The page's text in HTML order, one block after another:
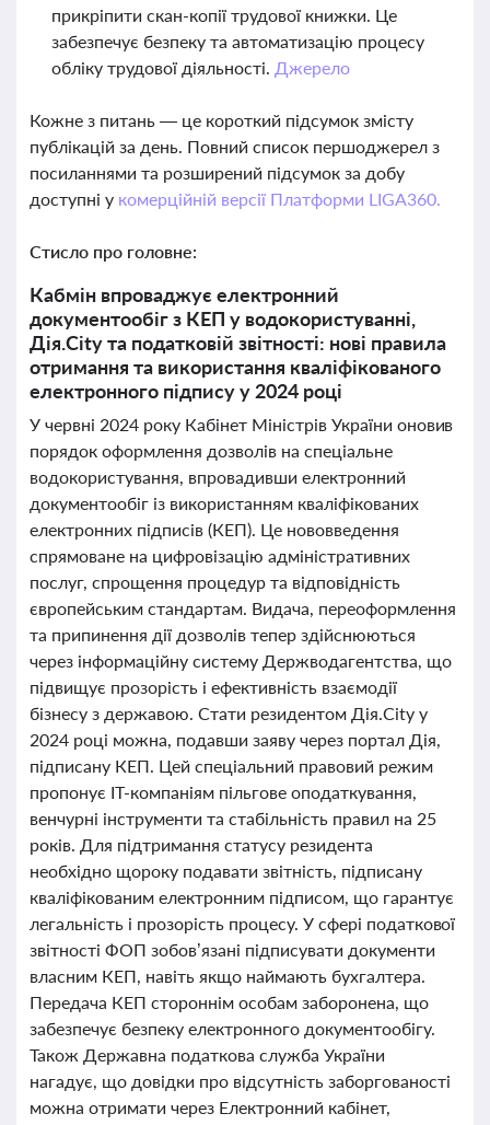
прикріпити скан-копії трудової книжки. Це
забезпечує безпеку та автоматизацію процесу
обліку трудової діяльності. Джерело
Кожне з питань — це короткий підсумок змісту
публікацій за день. Повний список першоджерел з
посиланнями та розширений підсумок за добу
доступні у комерційній версії Платформи LIGA360.
Стисло про головне:
Кабмін впроваджує електронний
документообіг з КЕП у водокористуванні,
Дія.City та податковій звітності: нові правила
отримання та використання кваліфікованого
електронного підпису у 2024 році
У червні 2024 року Кабінет Міністрів України оновив
порядок оформлення дозволів на спеціальне
водокористування, впровадивши електронний
документообіг із використанням кваліфікованих
електронних підписів (КЕП). Це нововведення
спрямоване на цифровізацію адміністративних
послуг, спрощення процедур та відповідність
європейським стандартам. Видача, переоформлення
та припинення дії дозволів тепер здійснюються
через інформаційну систему Держводагентства, що
підвищує прозорість і ефективність взаємодії
бізнесу з державою. Стати резидентом Дія.City у
2024 році можна, подавши заяву через портал Дія,
підписану КЕП. Цей спеціальний правовий режим
пропонує IT-компаніям пільгове оподаткування,
венчурні інструменти та стабільність правил на 25
років. Для підтримання статусу резидента
необхідно щороку подавати звітність, підписану
кваліфікованим електронним підписом, що гарантує
легальність і прозорість процесу. У сфері податкової
звітності ФОП зобов’язані підписувати документи
власним КЕП, навіть якщо наймають бухгалтера.
Передача КЕП стороннім особам заборонена, що
забезпечує безпеку електронного документообігу.
Також Державна податкова служба України
нагадує, що довідки про відсутність заборгованості
можна отримати через Електронний кабінет,